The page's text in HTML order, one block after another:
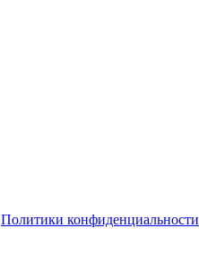
Политики конфиденциальности